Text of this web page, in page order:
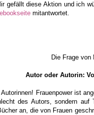
gefällt diese Aktion und ich
mitantwortet.
Die Frage
Autor oder Autorin:
Frauenpower ist
des Autors, sondern auf
an, die von Frauen